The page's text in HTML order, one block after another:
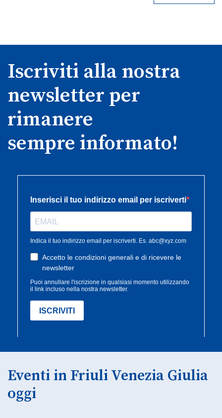
Iscriviti alla nostra
newsletter per
rimanere
sempre informato!
Eventi in Friuli Venezia Giulia
oggi